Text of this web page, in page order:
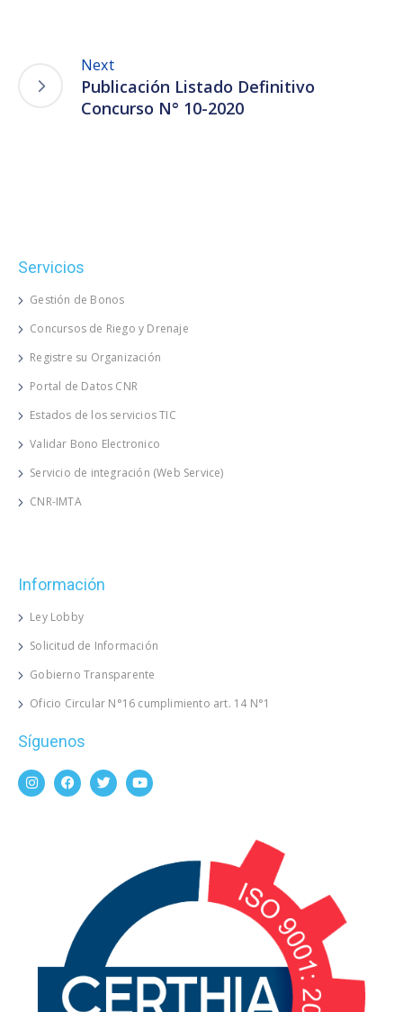
Next
Publicación Listado Definitivo
Concurso N° 10-2020
Servicios
Gestión de Bonos
Concursos de Riego y Drenaje
Registre su Organización
Portal de Datos CNR
Estados de los servicios TIC
Validar Bono Electronico
Servicio de integración (Web Service)
CNR-IMTA
Información
Ley Lobby
Solicitud de Información
Gobierno Transparente
Oficio Circular N°16 cumplimiento art. 14 N°1
Síguenos